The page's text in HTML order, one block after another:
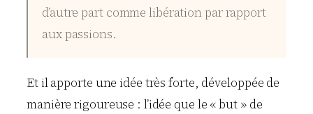
d’autre part comme libération par rapport
aux passions.
Et il apporte une idée très forte, développée de
manière rigoureuse : l’idée que le « but » de